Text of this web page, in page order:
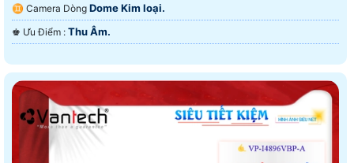
♊ Camera Dòng Dome Kim loại.
️♚ Ưu Điểm : Thu Âm.